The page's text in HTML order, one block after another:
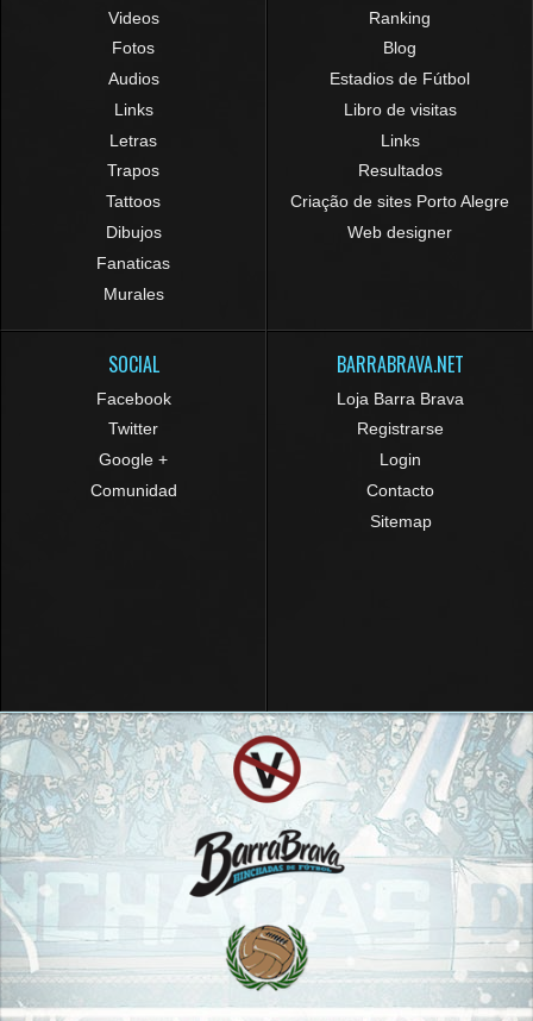
Videos
Fotos
Audios
Links
Letras
Trapos
Tattoos
Dibujos
Fanaticas
Murales
Ranking
Blog
Estadios de Fútbol
Libro de visitas
Links
Resultados
Criação de sites Porto Alegre
Web designer
SOCIAL
Facebook
Twitter
Google +
Comunidad
BARRABRAVA.NET
Loja Barra Brava
Registrarse
Login
Contacto
Sitemap